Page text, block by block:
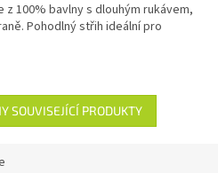
100% bavlny s dlouhým rukávem,
Pohodlný střih ideální pro
SOUVISEJÍCÍ PRODUKTY